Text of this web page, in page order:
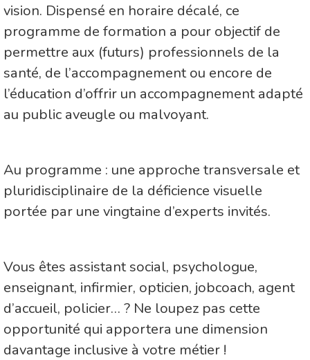
vision. Dispensé en horaire décalé, ce
programme de formation a pour objectif de
permettre aux (futurs) professionnels de la
santé, de l’accompagnement ou encore de
l’éducation d’offrir un accompagnement adapté
au public aveugle ou malvoyant.
Au programme : une approche transversale et
pluridisciplinaire de la déficience visuelle
portée par une vingtaine d’experts invités.
Vous êtes assistant social, psychologue,
enseignant, infirmier, opticien, jobcoach, agent
d’accueil, policier… ? Ne loupez pas cette
opportunité qui apportera une dimension
davantage inclusive à votre métier !